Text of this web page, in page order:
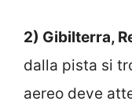
2) Gibilterra,
dalla pista si
aereo deve